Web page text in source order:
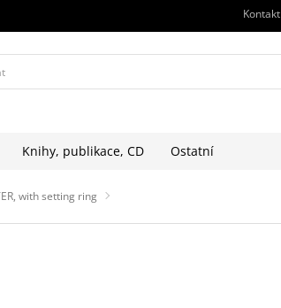
Kontakt
Knihy, publikace, CD Ostatní
with setting ring